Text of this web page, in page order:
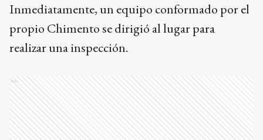
Inmediatamente, un equipo conformado por el
propio Chimento se dirigió al lugar para
realizar una inspección.
Ads